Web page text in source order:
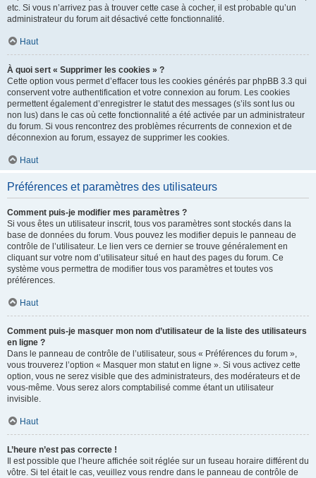
etc. Si vous n’arrivez pas à trouver cette case à cocher, il est probable qu’un
administrateur du forum ait désactivé cette fonctionnalité.
Haut
À quoi sert « Supprimer les cookies » ?
Cette option vous permet d’effacer tous les cookies générés par phpBB 3.3 qui
conservent votre authentification et votre connexion au forum. Les cookies
permettent également d’enregistrer le statut des messages (s’ils sont lus ou
non lus) dans le cas où cette fonctionnalité a été activée par un administrateur
du forum. Si vous rencontrez des problèmes récurrents de connexion et de
déconnexion au forum, essayez de supprimer les cookies.
Haut
Préférences et paramètres des utilisateurs
Comment puis-je modifier mes paramètres ?
Si vous êtes un utilisateur inscrit, tous vos paramètres sont stockés dans la
base de données du forum. Vous pouvez les modifier depuis le panneau de
contrôle de l’utilisateur. Le lien vers ce dernier se trouve généralement en
cliquant sur votre nom d’utilisateur situé en haut des pages du forum. Ce
système vous permettra de modifier tous vos paramètres et toutes vos
préférences.
Haut
Comment puis-je masquer mon nom d’utilisateur de la liste des utilisateurs
en ligne ?
Dans le panneau de contrôle de l’utilisateur, sous « Préférences du forum »,
vous trouverez l’option « Masquer mon statut en ligne ». Si vous activez cette
option, vous ne serez visible que des administrateurs, des modérateurs et de
vous-même. Vous serez alors comptabilisé comme étant un utilisateur
invisible.
Haut
L’heure n’est pas correcte !
Il est possible que l’heure affichée soit réglée sur un fuseau horaire différent du
vôtre. Si tel était le cas, veuillez vous rendre dans le panneau de contrôle de